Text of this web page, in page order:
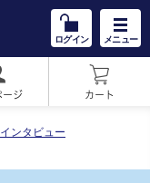
ログイン メニュー
ージ カート
ンタビュー